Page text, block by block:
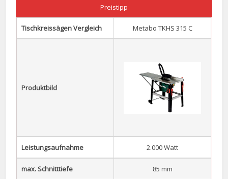
Preistipp
Tischkreissägen Vergleich Metabo TKHS 315 C
Produktbild
Leistungsaufnahme 2.000 Watt
max. Schnitttiefe 85 mm